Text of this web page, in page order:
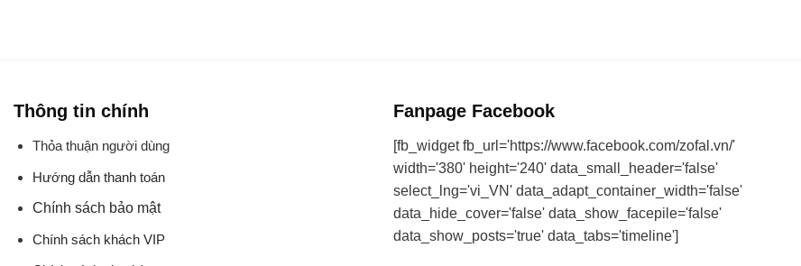
Thông tin chính
Thỏa thuận người dùng
Hướng dẫn thanh toán
Chính sách bảo mật
Chính sách khách VIP
Fanpage Facebook
[fb_widget fb_url='https://www.facebook.com/zofal.vn/'
width='380' height='240' data_small_header='false'
select_lng='vi_VN' data_adapt_container_width='false'
data_hide_cover='false' data_show_facepile='false'
data_show_posts='true' data_tabs='timeline']